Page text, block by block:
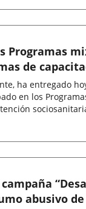
Programas
de
ha entregado
en los
abusivo